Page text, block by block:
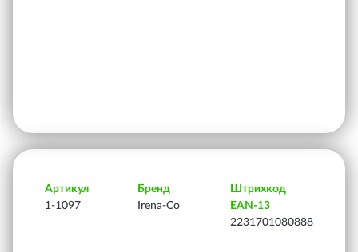
Артикул
1-1097
Бренд
Irena-Co
Штрихкод
EAN-13
2231701080888